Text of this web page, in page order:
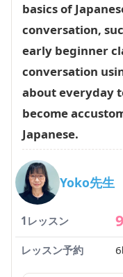
basics of
conversation,
early beginner
conversation
about everyday
become
Japanese.
Yoko先生
1レッスン
レッスン予約